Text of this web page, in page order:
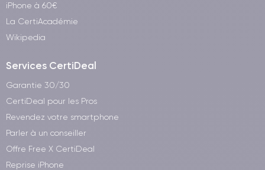
iPhone à 60€
La CertiAcadémie
Wikipedia
Services CertiDeal
Garantie 30/30
CertiDeal pour les Pros
Revendez votre smartphone
Parler à un conseiller
Offre Free X CertiDeal
Reprise iPhone